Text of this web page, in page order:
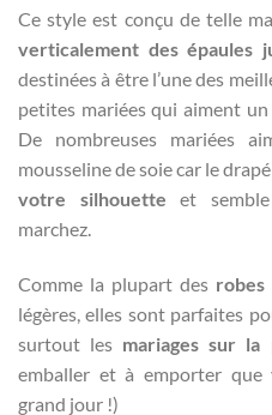
Ce style est conçu de telle
verticalement des épaules
destinées à être l’une des
petites mariées qui aiment
De nombreuses mariées
mousseline de soie car le
votre silhouette et
marchez.
Comme la plupart des
légères, elles sont parfaites
surtout les mariages sur la
emballer et à emporter
grand jour !)